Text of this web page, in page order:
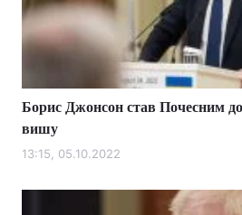
Борис Джонсон став Почесним
вишу
13:15, 05.10.2022